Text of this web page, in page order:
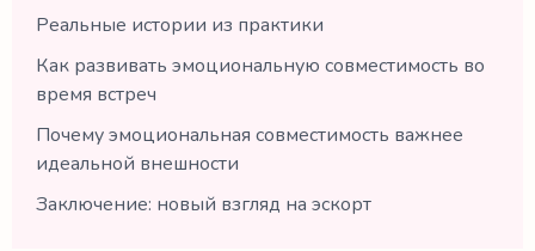
Реальные истории из практики
Как развивать эмоциональную совместимость во
время встреч
Почему эмоциональная совместимость важнее
идеальной внешности
Заключение: новый взгляд на эскорт